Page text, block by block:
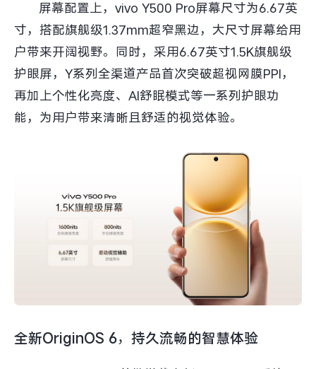
屏幕配置上，vivo Y500 Pro屏幕尺寸为6.67英
寸，搭配旗舰级1.37mm超窄黑边，大尺寸屏幕给用
户带来开阔视野。同时，采用6.67英寸1.5K旗舰级
护眼屏，Y系列全渠道产品首次突破超视网膜PPI，
再加上个性化亮度、AI舒眠模式等一系列护眼功
能，为用户带来清晰且舒适的视觉体验。
全新OriginOS 6，持久流畅的智慧体验